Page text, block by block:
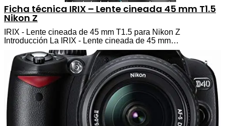
Ficha técnica IRIX – Lente cineada 45 mm T1.5
Nikon Z
IRIX - Lente cineada de 45 mm T1.5 para Nikon Z
Introducción La IRIX - Lente cineada de 45 mm…